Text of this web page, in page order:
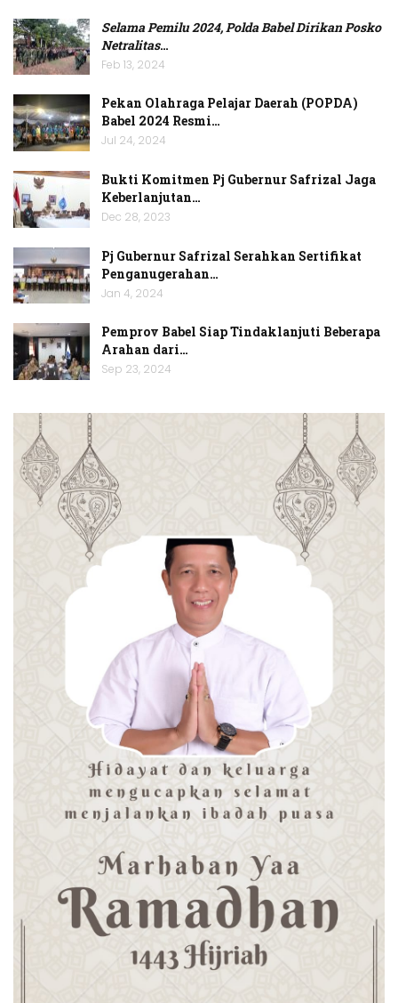
Selama Pemilu 2024, Polda Babel Dirikan Posko
Netralitas…
Feb 13, 2024
Pekan Olahraga Pelajar Daerah (POPDA)
Babel 2024 Resmi…
Jul 24, 2024
Bukti Komitmen Pj Gubernur Safrizal Jaga
Keberlanjutan…
Dec 28, 2023
Pj Gubernur Safrizal Serahkan Sertifikat
Penganugerahan…
Jan 4, 2024
Pemprov Babel Siap Tindaklanjuti Beberapa
Arahan dari…
Sep 23, 2024